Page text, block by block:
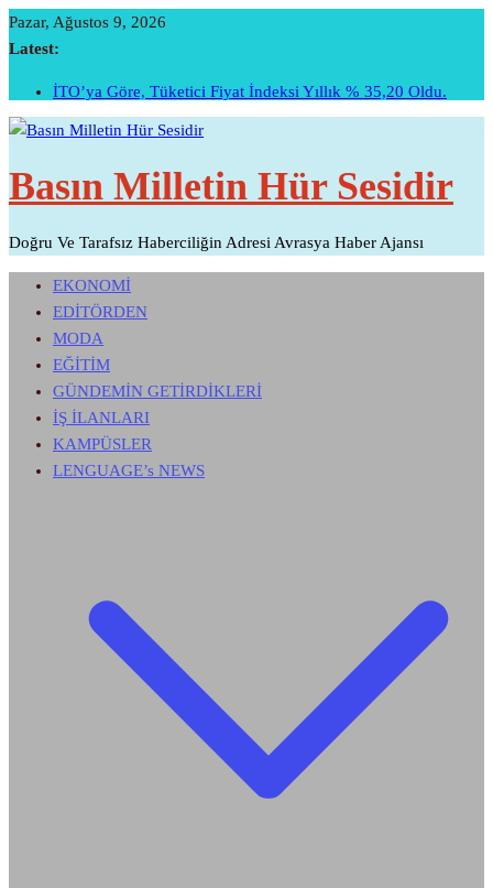
Skip
To
Pazar, Ağustos 9, 2026
Latest:
Sivri Biber Şampiyonluğunu Ilan Etti…
Şehit Pilot Yüzbaşı Cengiz Topel Mezarı Başında Anıldı…
Başarının Işareti…BTM Ilk Altı Ayda 11 Milyon Dolarlık
Basın Milletin Hür Sesidir
Doğru Ve Tarafsız Haberciliğin Adresi Avrasya Haber Ajansı
EKONOMİ
EDİTÖRDEN
MODA
EĞİTİM
GÜNDEMİN GETİRDİKLERİ
İŞ İLANLARI
KAMPÜSLER
LENGUAGE’s NEWS